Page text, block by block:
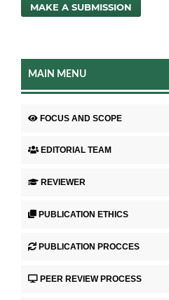
MAKE A SUBMISSION
MAIN MENU
FOCUS AND SCOPE
EDITORIAL TEAM
REVIEWER
PUBLICATION ETHICS
PUBLICATION PROCCES
PEER REVIEW PROCESS